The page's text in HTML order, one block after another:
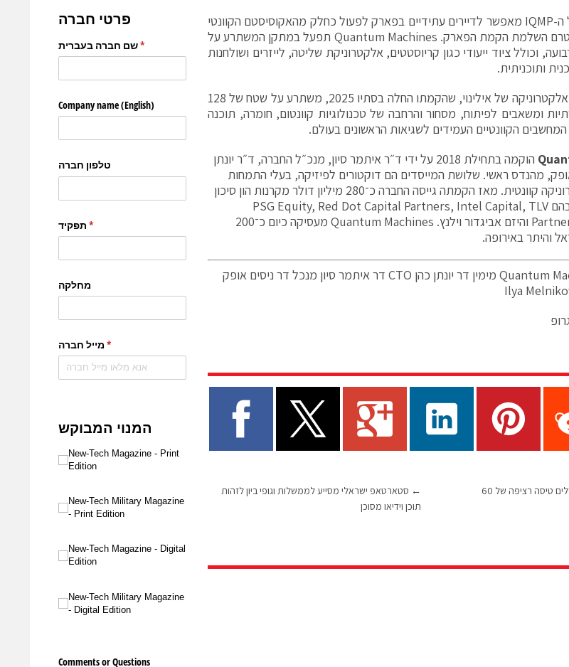
מתחם ה-On-Ramp של ה-IQMP מאפשר לדיירים עתידיים בפארק לפעול כחלק מהאקוסיסטם הקוונטי
של שיקגו ואילינוי עוד בטרם השלמת הקמת הפארק. Quantum Machines תפעל במתקן המשתרע על
מ-2,000 רגל רבועה, וכולל ציוד ייעודי כגון קריוסטטים, אלקטרוניקת שליטה, לייזרים ושולחנות
ותוכניתית.
פארק הקוונטום והמיקרואלקטרוניקה של אילינוי, שהקמתו החלה בסתיו 2025, משתרע על שטח של 128
ומשאבים לפיתוח, מסחור והרחבה של טכנולוגיות קוונטום, חומרה, תוכנה
המחשבים הקוונטיים העמידים לשגיאות הראשונים בעולם.
הוקמה בתחילת 2018 על ידי ד״ר איתמר סיון, מנכ״ל החברה, ד״ר יונתן
, מהנדס ראשי. שלושת המייסדים הם דוקטורים לפיזיקה, בעלי התמחות
במחשוב קוונטי ובאלקטרוניקה קוונטית. מאז הקמתה גייסה החברה כ־280 מיליון דולר מקרנות הון סיכון
PSG Equity, Red Dot Capital Partners, Intel Capital, TLV
והיזם אביגדור וילנץ
. Quantum Machines מעסיקה כיום כ־200
והיתר באירופה.
בתמונה: מייסדי Quantum Machines מימין דר יונתן כהן CTO דר איתמר סיון מנכל דר ניסים אופק
← סטארטאפ ישראלי מסייע לממשלות וגופי ביון לזהות
תוכן וידיאו מסוכן
ULTRA Turbo של DZYNE השלים טיסה רציפה של 60